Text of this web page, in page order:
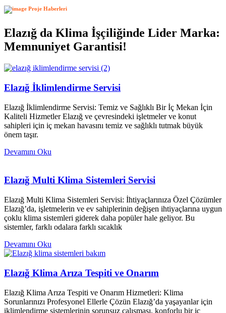
Proje Haberleri
Elazığ da Klima İşçiliğinde Lider Marka:
Memnuniyet Garantisi!
Elazığ İklimlendirme Servisi
Elazığ İklimlendirme Servisi: Temiz ve Sağlıklı Bir İç Mekan İçin
Kaliteli Hizmetler Elazığ ve çevresindeki işletmeler ve konut
sahipleri için iç mekan havasını temiz ve sağlıklı tutmak büyük
önem taşır.
Devamını Oku
Elazığ Multi Klima Sistemleri Servisi
Elazığ Multi Klima Sistemleri Servisi: İhtiyaçlarınıza Özel Çözümler
Elazığ’da, işletmelerin ve ev sahiplerinin değişen ihtiyaçlarına uygun
çoklu klima sistemleri giderek daha popüler hale geliyor. Bu
sistemler, farklı odalara farklı sıcaklık
Devamını Oku
Elazığ Klima Arıza Tespiti ve Onarım
Elazığ Klima Arıza Tespiti ve Onarım Hizmetleri: Klima
Sorunlarınızı Profesyonel Ellerle Çözün Elazığ’da yaşayanlar için
iklimlendirme sistemlerinin sorunsuz çalışması, konforlu bir iç